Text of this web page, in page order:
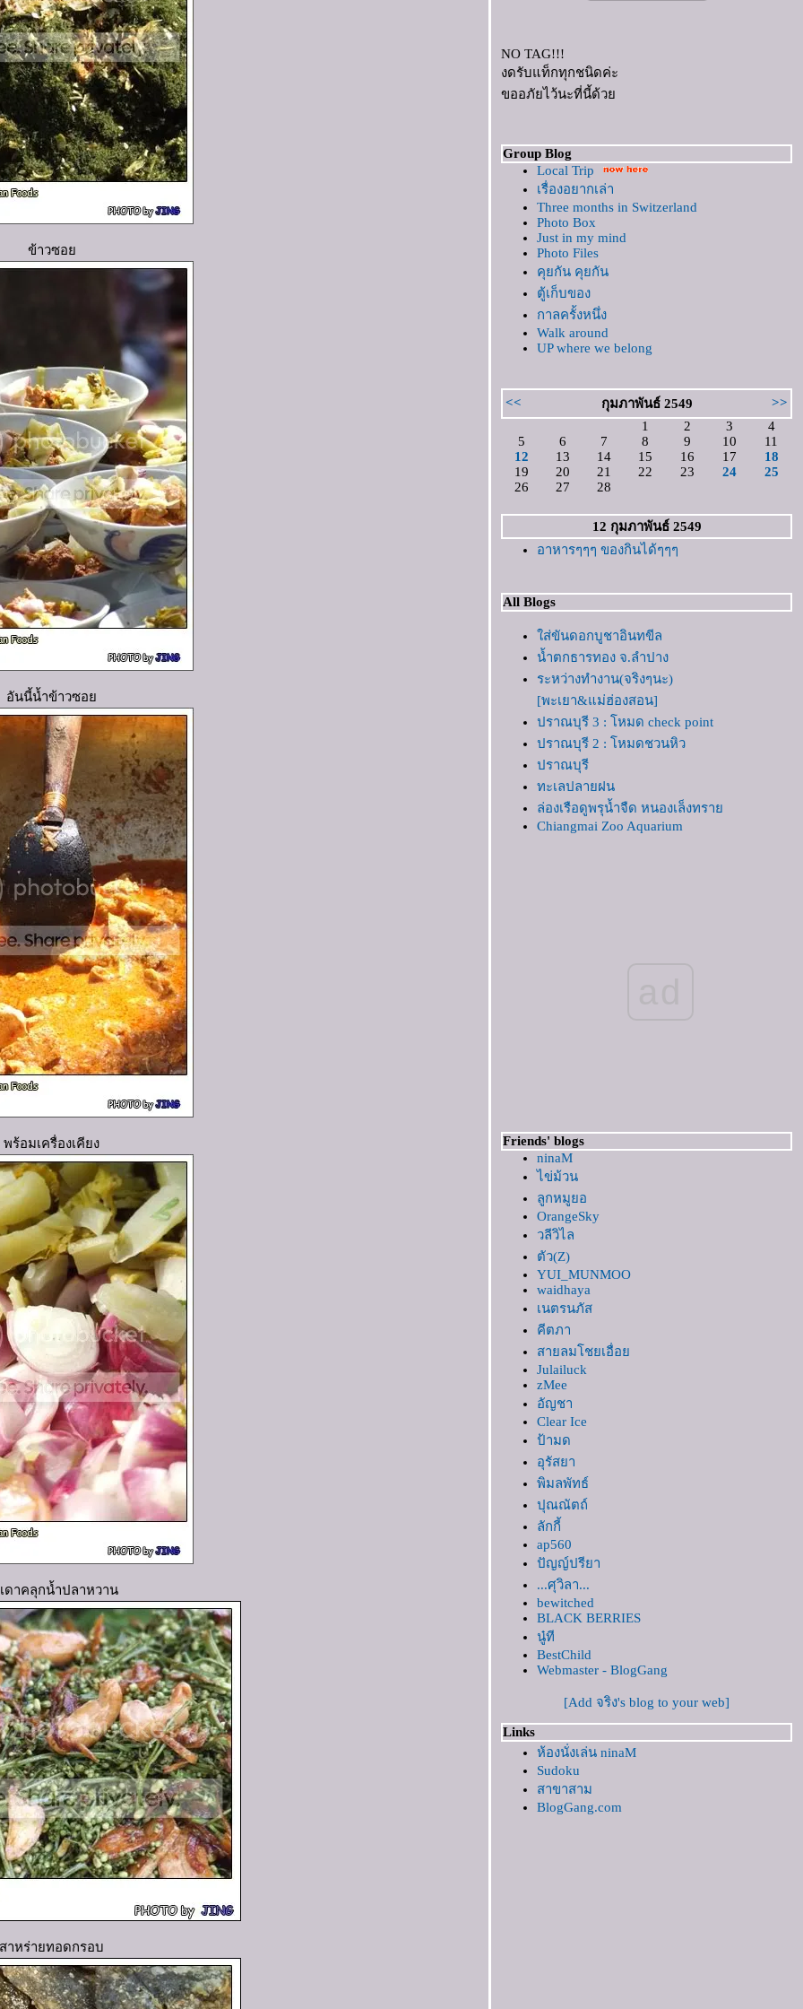
ข้าวซอ
อันนี้น้ำข้าวซอ
พร้อมเครื่องเคียง
ดาคลุกน้ำปลาหวาน
สาหร่ายทอดกรอบ
NO TAG!!!
งดรับแท็กทุกชนิดค่ะ
ขออภัยไว้นะที่นี้ด้ว
Group Blog
Local Trip
เรื่องอยากเล่า
Three months in Switzerland
Photo Box
Just in my mind
Photo Files
คุยกัน คุยกัน
ตู้เก็บของ
กาลครั้งหนึ่ง
Walk around
UP where we belong
<< กุมภาพันธ์ 2549
>>
1
2 3
4
5
6 7 8 9 10
11
12
13 14 15 16 17
18
19
20 21 22 23 24
25
26
27 28
12 กุมภาพันธ์ 2549
อาหารๆๆๆ ของกินได้ๆๆๆ
All Blogs
ส่ขันดอกบูชาอินทขีล
น้ำตกธารทอง จ.ลำปาง
ระหว่างทำงาน(จริงๆนะ)
[พะเยา&แม่ฮ่องสอน]
ปราณบุรี 3 : โหมด check point
ปราณบุรี 2 : โหมดชวนหิว
ปราณบุรี
ทะเลปลายฝน
ล่องเรือดูพรุน้ำจืด หนองเล็งทรา
Chiangmai Zoo Aquarium
somewhere
อินทขิล
Patong Beach, Phuket :II ทะเลสีครามที่ทอด
าว
Patong Beach, Phuket : 1st and 2nd Day
ของฝากจากลำพูน
อัมพวา 2550 รอบแรกของปี ตอนจบ
อัมพวา 2550 รอบแรกของปี ตอนที่ 1
หาดเจ้าสำราญ
Royal Flora 2006 : Round IX..The End
Royal Flora 2006 : Round VIII
Royal Flora 2006 : Round VII
Royal Flora 2006 : Round VI
New year trip : โป่งเดือด & สวนสัตว์
Royal Flora 2006 : New Year Trip
New Year Trips : พระตำหนักภูพิงครา
ชนิเวศน์
Royal Flora 2006 : Round IV
Royal Flora 2006 : Round III
Chiang Mai Zoo
Royal Flora 2006 : Round II
Chiang Rai Trip
Royal Flora 2006 : Quick View
Royal Flora 2006 : บรรยากาศทั่วไป
Queen Sirikit Botanic Garden: Aquatic Plants
Queen Sirikit Botanic Garden: Tropical Plants
Queen Sirikit Botanic Garden: Arid Plants
ปางช้าง แม่สา
สวนลุมฯ
จ่งก๊ะต๊ำ
วัดสวนดอก จ.เชียงใหม่ ....ไปวัดบ่อยจังหนอ
เรา
สมโภชวัดพระสิงห์ จ.เชียงใหม่
วัดเจ็ดยอด จ.เชียงใหม่
วัดอุโมงค์ จ.เชียงใหม่
60 ปีครองราชย์ พิพิธภัณฑ์ธรรมชาติที่มีชีวิต
Friends' blogs
ninaM
ไข่ม้วน
ลูกหมูยอ
OrangeSky
วลีวิไล
ตัว(Z)
YUI_MUNMOO
waidhaya
เนตรนภัส
คีตภา
สายลมโชยเอื่อ
Julailuck
zMee
อัญชา
Clear Ice
ป้ามด
อุรัสยา
พิมลพัทธ์
ปุณณัตถ์
ลักกี้
ap560
ปัญญ์ปรียา
...ศุวิลา...
bewitched
BLACK BERRIES
นู๋ที
BestChild
Webmaster - BlogGang
[Add จริง's blog to your web]
Links
ห้องนั่งเล่น ninaM
Sudoku
สาขาสาม
BlogGang.com